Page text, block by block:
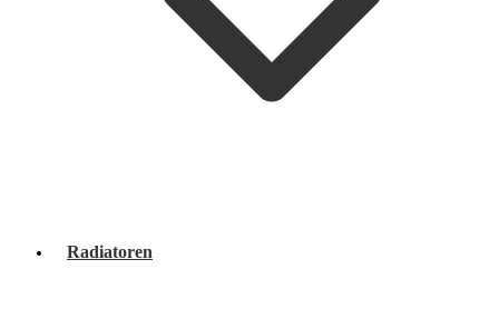
Radiatoren